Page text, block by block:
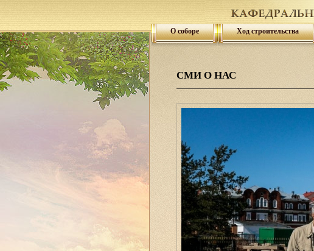
О соборе Ход строительства
СМИ О НАС